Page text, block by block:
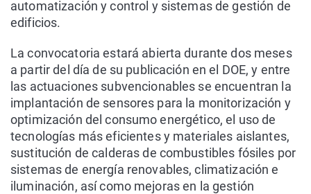
automatización y control y sistemas de gestión de
edificios.
La convocatoria estará abierta durante dos meses
a partir del día de su publicación en el DOE, y entre
las actuaciones subvencionables se encuentran la
implantación de sensores para la monitorización y
optimización del consumo energético, el uso de
tecnologías más eficientes y materiales aislantes,
sustitución de calderas de combustibles fósiles por
sistemas de energía renovables, climatización e
iluminación, así como mejoras en la gestión